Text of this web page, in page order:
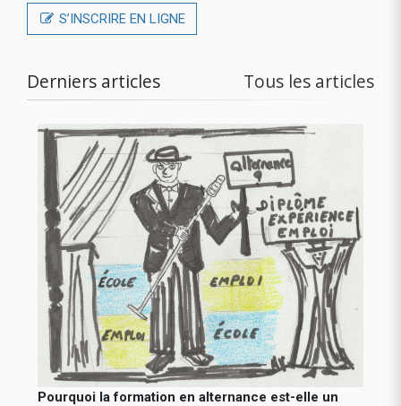
S’INSCRIRE EN LIGNE
Derniers articles Tous les articles
Pourquoi la formation en alternance est-elle un